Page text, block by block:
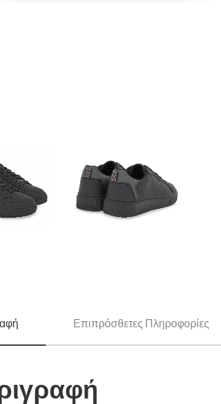
Επιπρόσθετες Πληροφορίες